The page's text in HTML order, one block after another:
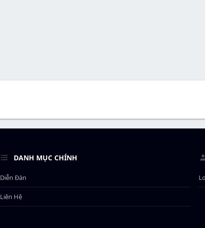
DANH MỤC CHÍNH
Diễn Đàn
Liên Hệ